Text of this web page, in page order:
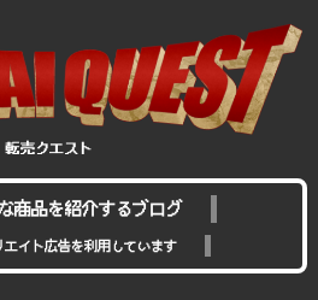
商品を紹介するブログ
エイト広告を利用しています